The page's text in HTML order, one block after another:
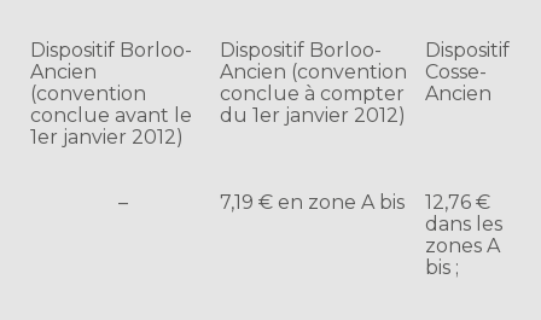
Dispositif Borloo-
Ancien
(convention
conclue avant le
1er janvier 2012)
Dispositif Borloo-
Ancien (convention
conclue à compter
du 1er janvier 2012)
Dispositif
Cosse-
Ancien
– 7,19 € en zone A bis
12,76 €
dans les
zones A
bis ;